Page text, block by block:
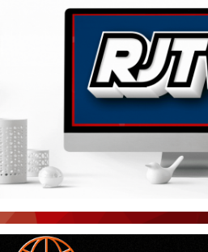
CNN BRASIL
PORTAL CEARÁ
ÚLTIMAS POSTAGENS
BOAS NOTÍCIAS...VIRAM MANCHETE!
CEARÁ BRASIL NOTÍCIAS